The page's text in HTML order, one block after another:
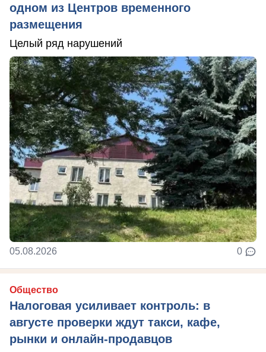
одном из Центров временного
размещения
Целый ряд нарушений
05.08.2026 0
Общество
Налоговая усиливает контроль: в
августе проверки ждут такси, кафе,
рынки и онлайн-продавцов